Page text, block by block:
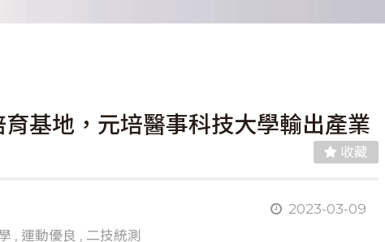
基地，元培醫事科技大學輸出產業
收藏
2023-03-09
, 運動優良 , 二技統測